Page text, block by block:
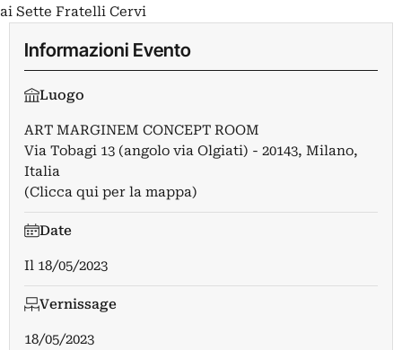
ai Sette Fratelli Cervi
Informazioni Evento
Luogo
ART MARGINEM CONCEPT ROOM
Via Tobagi 13 (angolo via Olgiati) - 20143, Milano,
Italia
(Clicca qui per la mappa)
Date
Il 18/05/2023
Vernissage
18/05/2023